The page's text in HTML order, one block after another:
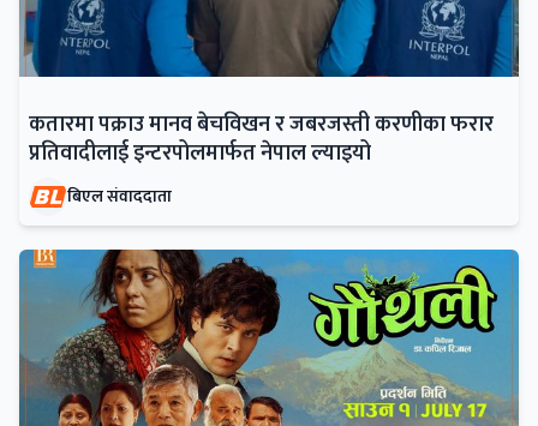
कतारमा पक्राउ मानव बेचविखन र जबरजस्ती करणीका फरार
प्रतिवादीलाई इन्टरपोलमार्फत नेपाल ल्याइयो
बिएल संवाददाता